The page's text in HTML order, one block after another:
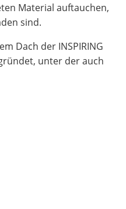
Material auftauchen,
sind.
Dach der INSPIRING
unter der auch